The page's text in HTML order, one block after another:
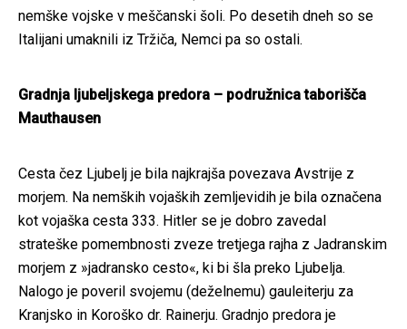
nemške vojske v meščanski šoli. Po desetih dneh so se
Italijani umaknili iz Tržiča, Nemci pa so ostali.
Gradnja ljubeljskega predora – podružnica taborišča
Mauthausen
Cesta čez Ljubelj je bila najkrajša povezava Avstrije z
morjem. Na nemških vojaških zemljevidih je bila označena
kot vojaška cesta 333. Hitler se je dobro zavedal
strateške pomembnosti zveze tretjega rajha z Jadranskim
morjem z »jadransko cesto«, ki bi šla preko Ljubelja.
Nalogo je poveril svojemu (deželnemu) gauleiterju za
Kranjsko in Koroško dr. Rainerju. Gradnjo predora je